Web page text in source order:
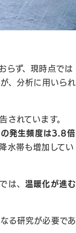
らず、現時点では
、分析に用いられ
されています。
発生頻度は3.8倍
水帯も増加してい
は、 温暖化が進む
る研究が必要であ